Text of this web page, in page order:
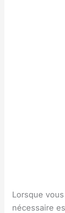
Lorsque
nécessaire